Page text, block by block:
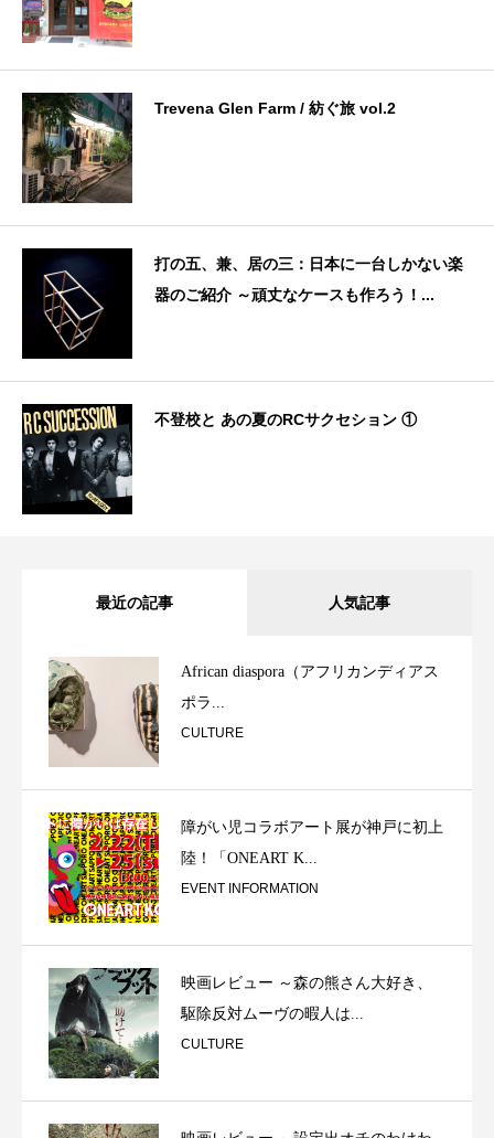
Trevena Glen Farm / 紡ぐ旅 vol.2
打の五、兼、居の三：日本に一台しかない楽
器のご紹介 ～頑丈なケースも作ろう！...
不登校と あの夏のRCサクセション ①
最近の記事 人気記事
African diaspora（アフリカンディアス
ポラ...
CULTURE
障がい児コラボアート展が神戸に初上
陸！「ONEART K...
EVENT INFORMATION
映画レビュー ～森の熊さん大好き、
駆除反対ムーヴの暇人は...
CULTURE